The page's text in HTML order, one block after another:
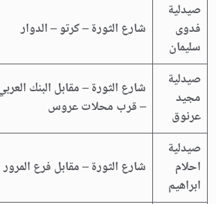
صيدلية
فدوى
سليمان
شارع الثورة – كرتو – الدوار
صيدلية
مجيد
عرنوق
شارع الثورة – مقابل البنك
– قرب محلات عروس
صيدلية
احلام
ابراهيم
شارع الثورة – مقابل فرع المرور